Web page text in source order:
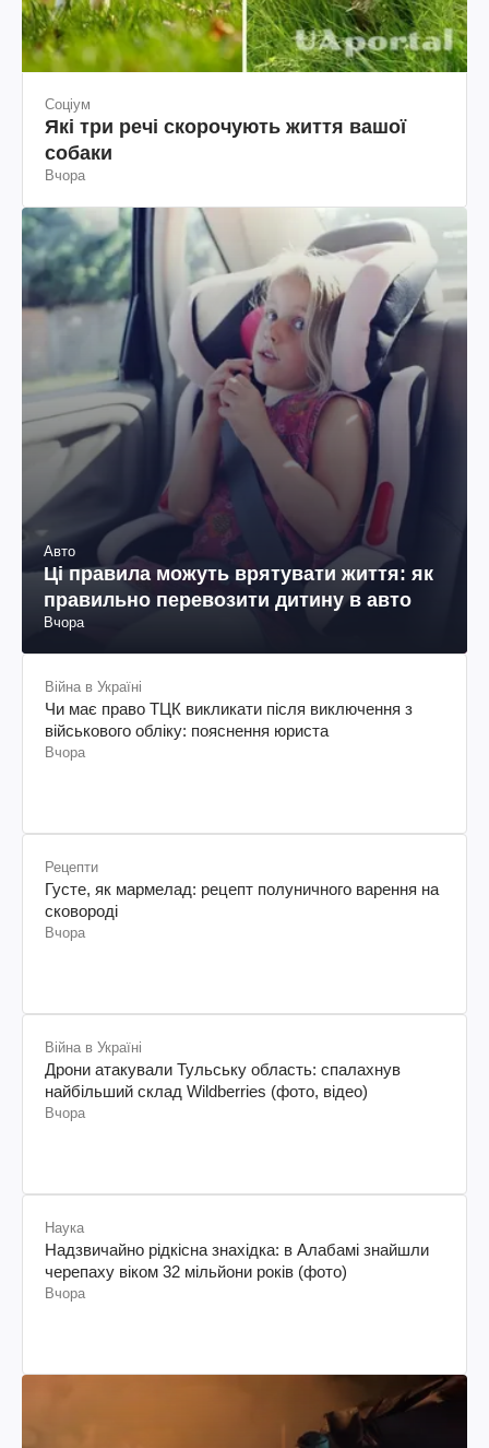
Соціум
Які три речі скорочують життя вашої
собаки
Вчора
Авто
Ці правила можуть врятувати життя: як
правильно перевозити дитину в авто
Вчора
Війна в Україні
Чи має право ТЦК викликати після виключення з
військового обліку: пояснення юриста
Вчора
Рецепти
Густе, як мармелад: рецепт полуничного варення на
сковороді
Вчора
Війна в Україні
Дрони атакували Тульську область: спалахнув
найбільший склад Wildberries (фото, відео)
Вчора
Наука
Надзвичайно рідкісна знахідка: в Алабамі знайшли
черепаху віком 32 мільйони років (фото)
Вчора